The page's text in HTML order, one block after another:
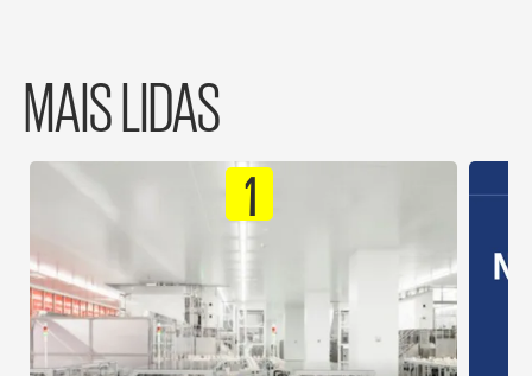
MAIS LIDAS
1